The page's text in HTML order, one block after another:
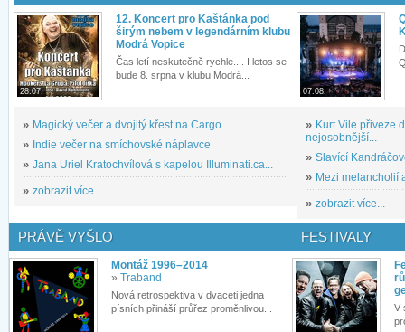
28.07.
12. Koncert pro Kaštánka pod
širým nebem v legendárním klubu
Modrá Vopice
Čas letí neskutečně rychle.... I letos se
bude 8. srpna v klubu Modrá...
» Magický večer a dvojitý křest na Cargo...
» Indie večer na smíchovské náplavce
» Jana Uriel Kratochvílová s kapelou Illuminati.ca...
» zobrazit více...
07.08.
» Kurt Vile přiveze
nejosobnější...
» Slavící
» Mezi melancholií
» zobrazit více...
PRÁVĚ VYŠLO
Montáž 1996–2014
» Traband
Nová retrospektiva v dvaceti jedna
písních přináší průřez proměnlivou...
FESTIVALY
V